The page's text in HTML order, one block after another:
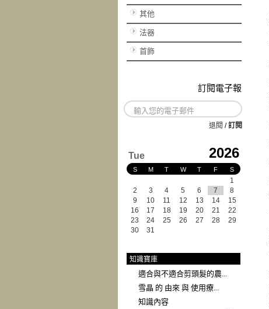
其他
法器
首飾
訂閱電子報
退閱 /訂閱
Tue 2026
S M T W T F S
1
2
3 4 5 6 7
8
9
10 11 12 13 14
15
16
17 18 19 20 21
22
23
24 25 26 27 28
29
30
31
知識寶庫
適合與不適合剪頭髮的農...
雪晶 的 由來 與 使用療...
知識內容